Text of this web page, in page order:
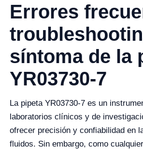
Errores
síntoma de la
YR03730-7
La pipeta YR03730-7 es un
laboratorios clínicos y de
ofrecer precisión y confiabilidad en
fluidos. Sin embargo, como